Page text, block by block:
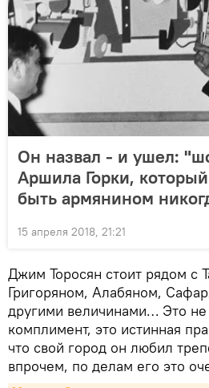
Он назвал - и ушел:
Аршила Горки,
быть армянином
15 апреля 2018, 21:21
Джим Торосян стоит рядом с
Григоряном, Алабяном,
другими величинами… Это не
комплимент, это истинная
что свой город он любил
впрочем, по делам его это